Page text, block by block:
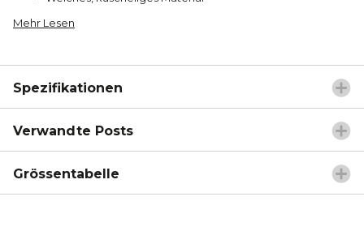
Mehr Lesen
Spezifikationen
Verwandte Posts
Grössentabelle